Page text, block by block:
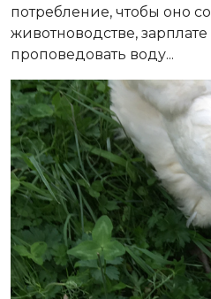
потребление, чтобы оно
животноводстве,
проповедовать воду...